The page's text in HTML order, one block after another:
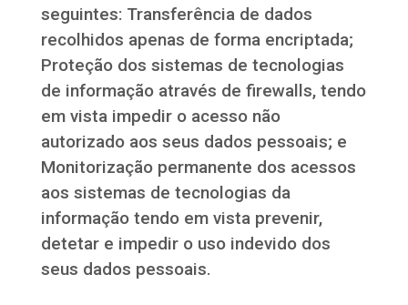
seguintes: Transferência de dados
recolhidos apenas de forma encriptada;
Proteção dos sistemas de tecnologias
de informação através de firewalls, tendo
em vista impedir o acesso não
autorizado aos seus dados pessoais; e
Monitorização permanente dos acessos
aos sistemas de tecnologias da
informação tendo em vista prevenir,
detetar e impedir o uso indevido dos
seus dados pessoais.